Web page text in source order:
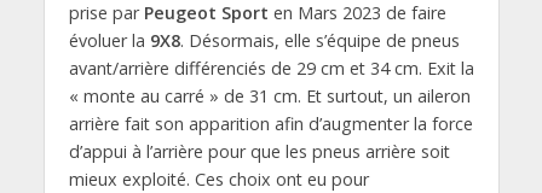
prise par Peugeot Sport en Mars 2023 de faire
évoluer la 9X8. Désormais, elle s’équipe de pneus
avant/arrière différenciés de 29 cm et 34 cm. Exit la
« monte au carré » de 31 cm. Et surtout, un aileron
arrière fait son apparition afin d’augmenter la force
d’appui à l’arrière pour que les pneus arrière soit
mieux exploité. Ces choix ont eu pour